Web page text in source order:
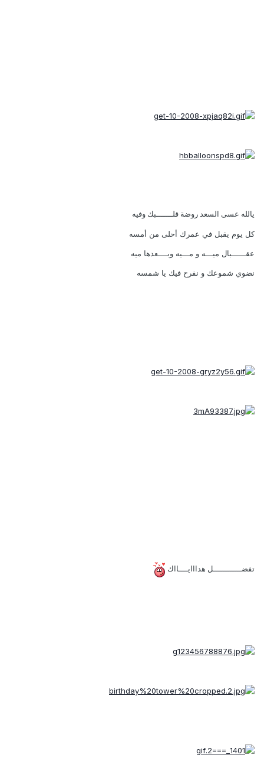
يالله عسى السعد روضة قلـــــــبك وفيه
كل يوم يقبل في عمرك أحلى من أمسه
عقــــــبال ميـــه و مـــيه وبــــعدها ميه
نضوي شموعك و نفرح فيك يا شمسه
تفضــــــــــــل هدااايــــااك